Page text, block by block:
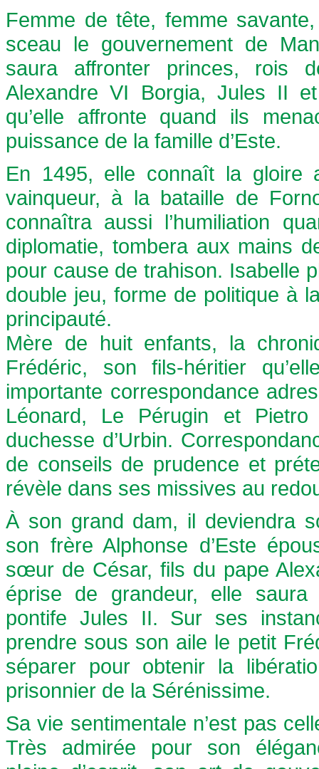
Femme de tête, femme
sceau le gouvernement de
saura affronter princes, rois
Alexandre VI Borgia, Jules II
qu’elle affronte quand ils
puissance de la famille d’Este.
En 1495, elle connaît la gloire
vainqueur, à la bataille de
connaîtra aussi l’humiliation
diplomatie, tombera aux mains
pour cause de trahison. Isabelle
double jeu, forme de politique à
principauté.
Mère de huit enfants, la
Frédéric, son fils-héritier
importante correspondance
Léonard, Le Pérugin et
duchesse d’Urbin.
de conseils de prudence et
révèle dans ses missives au
À son grand dam, il deviendra
son frère Alphonse d’Este
sœur de César, fils du pape
éprise de grandeur, elle saura
pontife Jules II. Sur ses
prendre sous son aile le petit
séparer pour obtenir la
prisonnier de la Sérénissime.
Sa vie sentimentale n’est pas
Très admirée pour son